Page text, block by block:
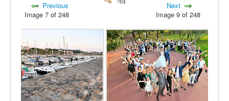
Previous
Image 7 of 248
Next
Image 9 of 248